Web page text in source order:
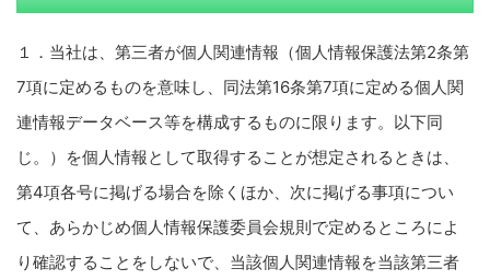
１．当社は、第三者が個人関連情報（個人情報保護法第2条第
7項に定めるものを意味し、同法第16条第7項に定める個人関
連情報データベース等を構成するものに限ります。以下同
じ。）を個人情報として取得することが想定されるときは、
第4項各号に掲げる場合を除くほか、次に掲げる事項につい
て、あらかじめ個人情報保護委員会規則で定めるところによ
り確認することをしないで、当該個人関連情報を当該第三者